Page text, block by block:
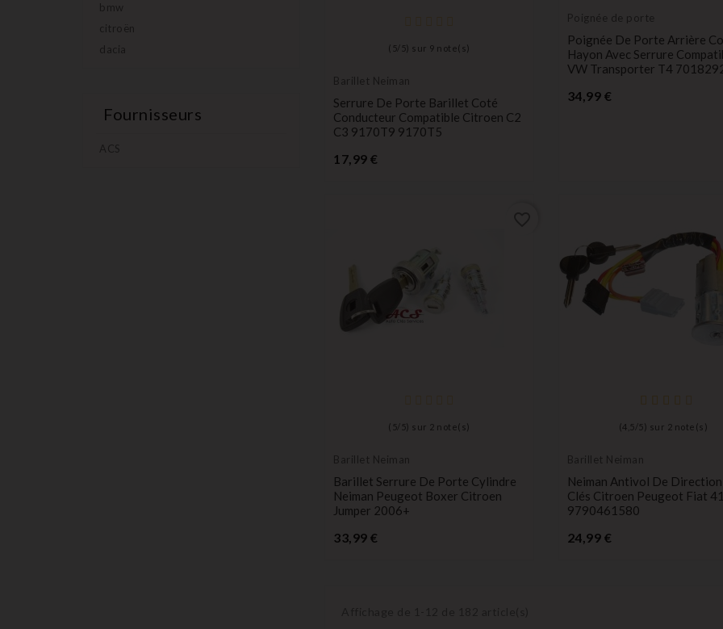
bmw
citroën
dacia
Fournisseurs
ACS
( 5/ 5) sur 9 note(s)
Barillet Neiman
Serrure De Porte Barillet Coté
Conducteur Compatible Citroen C2
C3 9170T9 9170T5
17,99 €
Poignée de porte
Poignée De Porte Arrière
Hayon Avec Serrure
VW Transporter T4
34,99 €
( 5/ 5) sur 2 note(s)
Barillet Neiman
Barillet Serrure De Porte Cylindre
Neiman Peugeot Boxer Citroen
Jumper 2006+
33,99 €
(4,5 / 5) sur 2 note(s)
Barillet Neiman
Neiman Antivol De Direction
Clés Citroen Peugeot Fiat
9790461580
24,99 €